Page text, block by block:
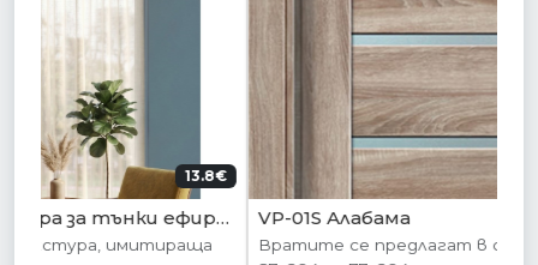
204.52€ (400лв.)
VP-01S Алабама
Вратите се предлагат в следните размери: